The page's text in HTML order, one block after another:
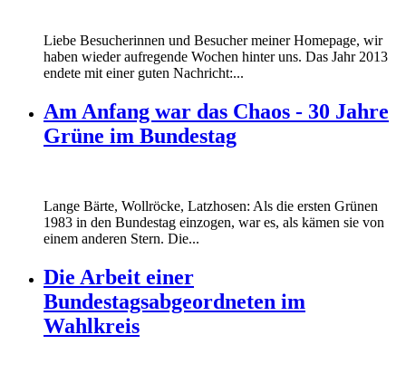
Liebe Besucherinnen und Besucher meiner Homepage, wir
haben wieder aufregende Wochen hinter uns. Das Jahr 2013
endete mit einer guten Nachricht:...
Am Anfang war das Chaos - 30 Jahre
Grüne im Bundestag
Lange Bärte, Wollröcke, Latzhosen: Als die ersten Grünen
1983 in den Bundestag einzogen, war es, als kämen sie von
einem anderen Stern. Die...
Die Arbeit einer
Bundestagsabgeordneten im
Wahlkreis